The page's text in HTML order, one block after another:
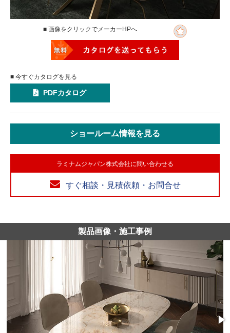
■ 画像をクリックでメーカーHPへ
■ 今すぐカタログを見る
PDFカタログ
ショールーム情報を見る
ラミナムジャパン株式会社に問い合わせる
すぐ相談・見積依頼・お問合せ
製品画像・施工事例